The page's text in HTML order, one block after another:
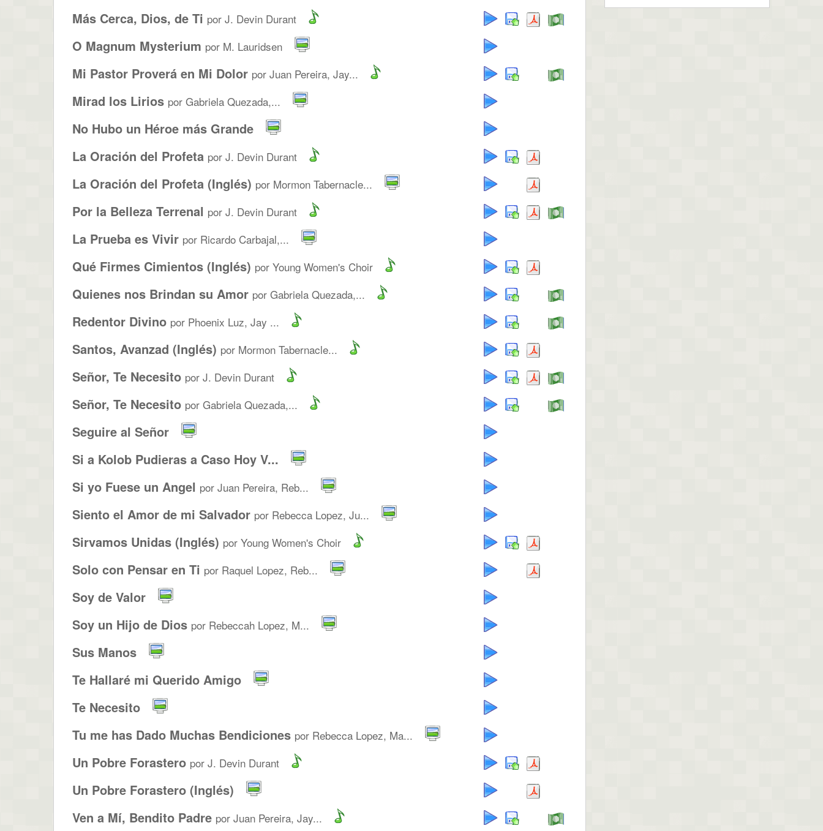
Más Cerca, Dios, de Ti por J. Devin Durant
O Magnum Mysterium por M. Lauridsen
Mi Pastor Proverá en Mi Dolor por Juan Pereira, Jay...
Mirad los Lirios por Gabriela Quezada,...
No Hubo un Héroe más Grande
La Oración del Profeta por J. Devin Durant
La Oración del Profeta (Inglés) por Mormon Tabernacle...
Por la Belleza Terrenal por J. Devin Durant
La Prueba es Vivir por Ricardo Carbajal,...
Qué Firmes Cimientos (Inglés) por Young Women's Choir
Quienes nos Brindan su Amor por Gabriela Quezada,...
Redentor Divino por Phoenix Luz, Jay ...
Santos, Avanzad (Inglés) por Mormon Tabernacle...
Señor, Te Necesito por J. Devin Durant
Señor, Te Necesito por Gabriela Quezada,...
Seguire al Señor
Si a Kolob Pudieras a Caso Hoy V...
Si yo Fuese un Angel por Juan Pereira, Reb...
Siento el Amor de mi Salvador por Rebecca Lopez, Ju...
Sirvamos Unidas (Inglés) por Young Women's Choir
Solo con Pensar en Ti por Raquel Lopez, Reb...
Soy de Valor
Soy un Hijo de Dios por Rebeccah Lopez, M...
Sus Manos
Te Hallaré mi Querido Amigo
Te Necesito
Tu me has Dado Muchas Bendiciones por Rebecca Lopez, Ma...
Un Pobre Forastero por J. Devin Durant
Un Pobre Forastero (Inglés)
Ven a Mí, Bendito Padre por Juan Pereira, Jay...
dicho...